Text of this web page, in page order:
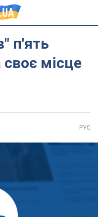
п'ять
своє місце
РУС